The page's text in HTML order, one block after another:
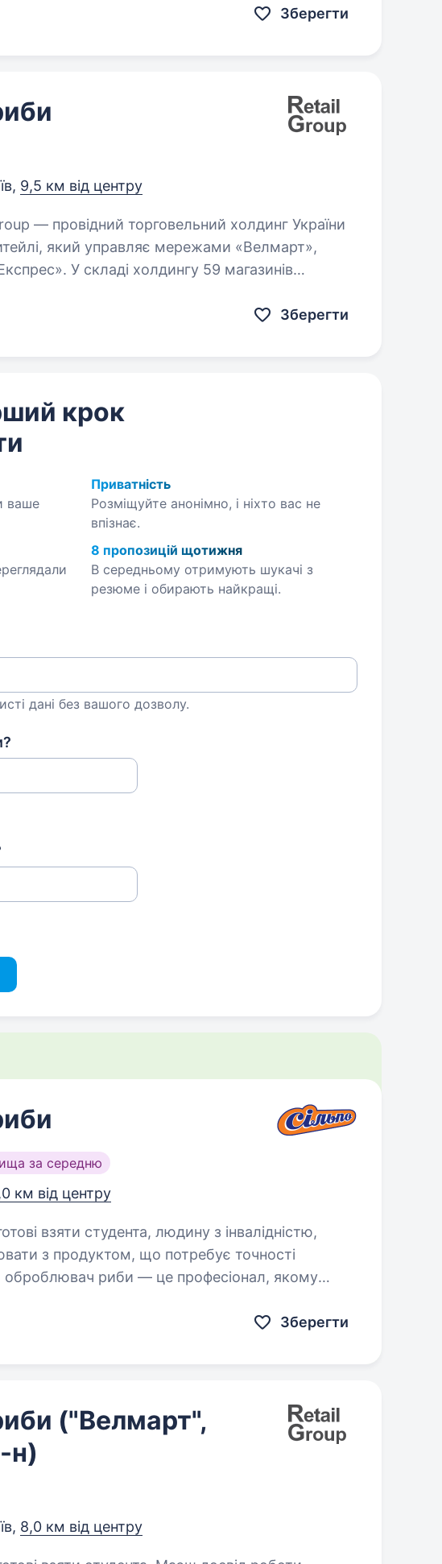
Зберегти
9,5 км від центру
який управляє мережами «Велмарт»,
У складі холдингу 59 магазинів
Зберегти
крок
ваше
Приватність
Розміщуйте анонімно, і ніхто вас не
впізнає.
8 пропозицій щотижня
В середньому отримують шукачі з
резюме і обирають найкращі.
дані без вашого дозволу.
за середню
км від центру
взяти студента, людину з інвалідністю,
оброблювач риби — це професіонал, якому
Зберегти
("Велмарт",
н)
8,0 км від центру